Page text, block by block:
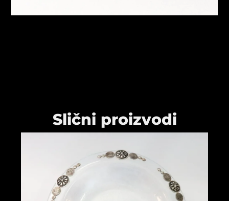
Slični proizvodi